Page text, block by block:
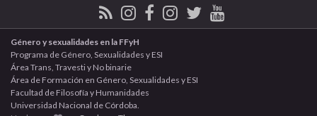
Género y sexualidades en la FFyH
Programa de Género, Sexualidades y ESI
Área Trans, Travesti y No binarie
Área de Formación en Género, Sexualidades y ESI
Facultad de Filosofía y Humanidades
Universidad Nacional de Córdoba.